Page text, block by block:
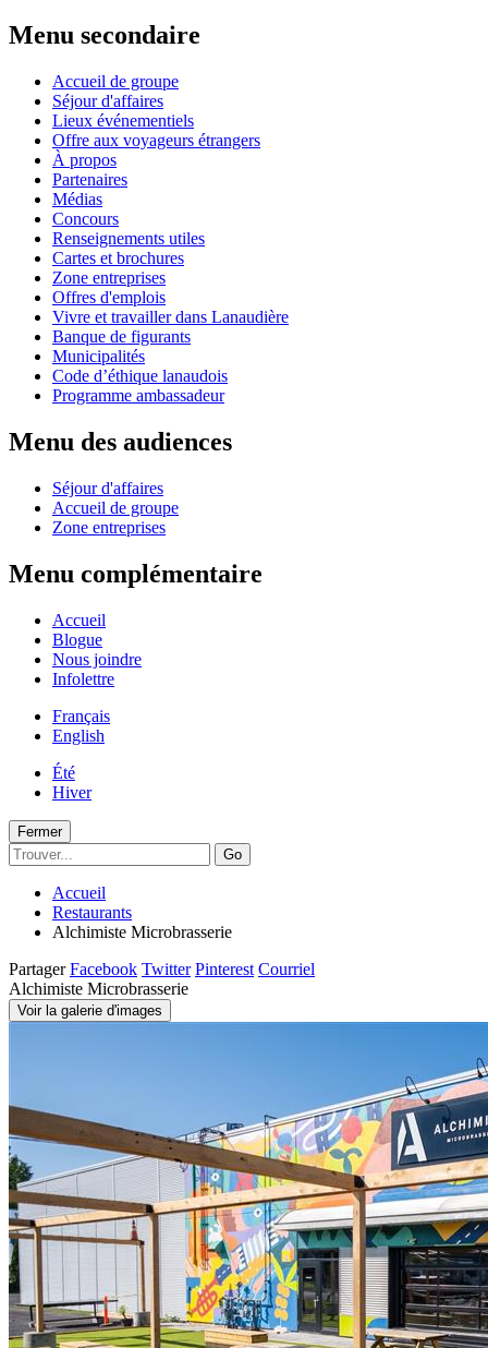
Menu secondaire
Accueil de groupe
Séjour d'affaires
Lieux événementiels
Offre aux voyageurs étrangers
À propos
Partenaires
Médias
Concours
Renseignements utiles
Cartes et brochures
Zone entreprises
Offres d'emplois
Vivre et travailler dans Lanaudière
Banque de figurants
Municipalités
Code d’éthique lanaudois
Programme ambassadeur
Menu des audiences
Séjour d'affaires
Accueil de groupe
Zone entreprises
Menu complémentaire
Accueil
Blogue
Nous joindre
Infolettre
Français
English
Été
Hiver
Fermer
Go
Accueil
Restaurants
Alchimiste Microbrasserie
Partager Facebook Twitter Pinterest Courriel
Alchimiste Microbrasserie
Voir la galerie d'images